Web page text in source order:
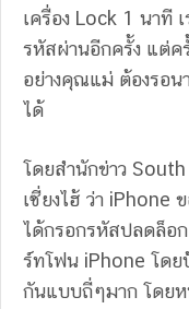
เครื่อง Lock 1 นาที
รหัสผ่านอีกครั้ง แต่ค
อย่างคุณแม่ ต้องรอน
ได้
โดยสำนักข่าว
เซี่ยงไฮ้ ว่า iPhone
ได้กรอกรหัสปลดล็อก
ร์ทโฟน iPhone โด
กันแบบถี่ๆมาก โดยห